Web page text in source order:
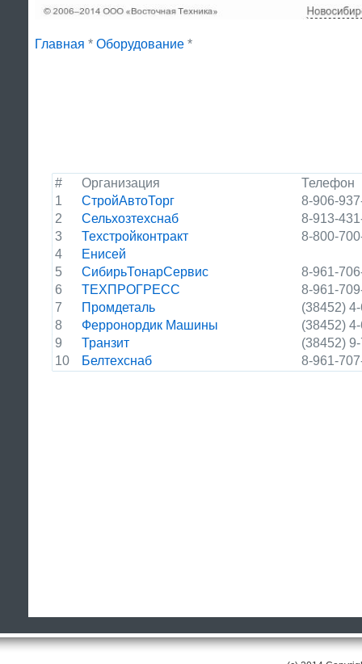
Главная * Оборудование *
# Организация
Телефон
1
СтройАвтоТорг
8-906-
2
Сельхозтехснаб
8-913-
3
Техстройконтракт
8-800-
4
Енисей
5
СибирьТонарСервис
8-961-
6
ТЕХПРОГРЕСС
8-961-
7
Промдеталь
(38452)
8
Ферронордик Машины
(38452)
9
Транзит
(38452)
10
Белтехснаб 8-961-